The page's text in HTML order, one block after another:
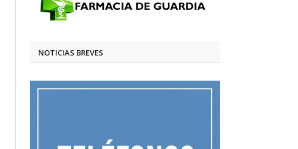
NOTICIAS BREVES